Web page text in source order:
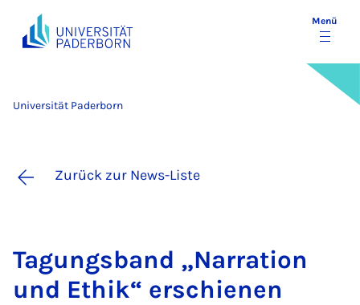
Menü
Universität Paderborn
Zurück zur News-Liste
Ta­gungs­band „Nar­ra­ti­on
und Ethik“ er­schie­nen